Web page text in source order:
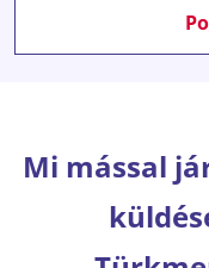
Mi mással